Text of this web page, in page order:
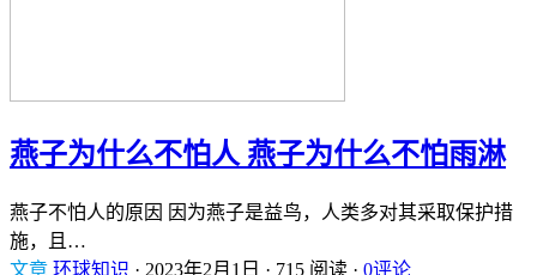
燕子为什么不怕人 燕子为什么不怕雨淋
燕子不怕人的原因 因为燕子是益鸟，人类多对其采取保护措
施，且…
文章 环球知识 · 2023年2月1日 · 715 阅读 · 0评论